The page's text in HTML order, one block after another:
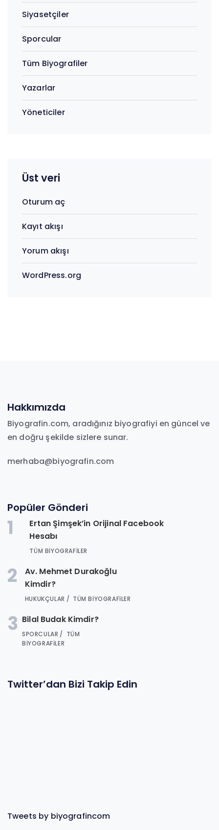
Siyasetçiler
Sporcular
Tüm Biyografiler
Yazarlar
Yöneticiler
Üst veri
Oturum aç
Kayıt akışı
Yorum akışı
WordPress.org
Hakkımızda
Biyografin.com, aradığınız biyografiyi en güncel ve
en doğru şekilde sizlere sunar.
merhaba@biyografin.com
Popüler Gönderi
1
Ertan Şimşek’in Orijinal Facebook
Hesabı
TÜM BIYOGRAFILER
2
Av. Mehmet Durakoğlu
Kimdir?
HUKUKÇULAR TÜM BIYOGRAFILER
3 Bilal Budak Kimdir?
SPORCULAR
TÜM
BIYOGRAFILER
Twitter’dan Bizi Takip Edin
Tweets by biyografincom